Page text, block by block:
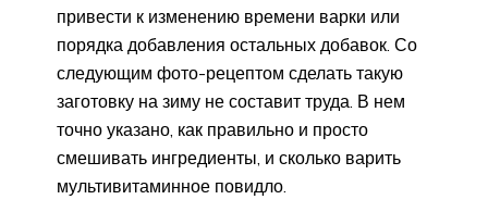
привести к изменению времени варки или
порядка добавления остальных добавок. Со
следующим фото-рецептом сделать такую
заготовку на зиму не составит труда. В нем
точно указано, как правильно и просто
смешивать ингредиенты, и сколько варить
мультивитаминное повидло.